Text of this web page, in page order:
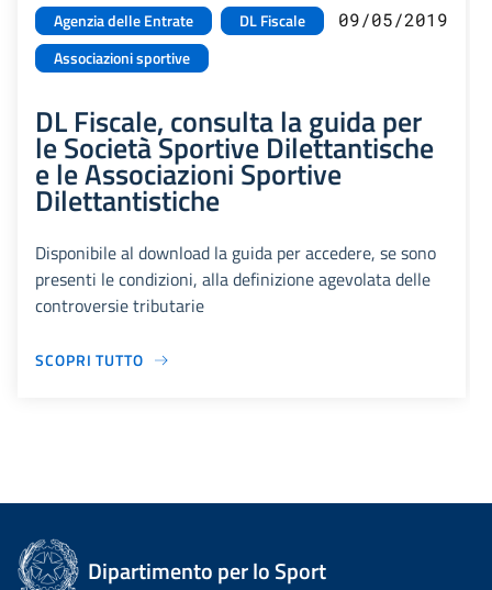
Agenzia delle Entrate
DL Fiscale
Associazioni sportive
09/05/2019
DL Fiscale, consulta la guida per
le Società Sportive Dilettantische
e le Associazioni Sportive
Dilettantistiche
Disponibile al download la guida per accedere, se sono
presenti le condizioni, alla definizione agevolata delle
controversie tributarie
SCOPRI TUTTO
Dipartimento per lo Sport